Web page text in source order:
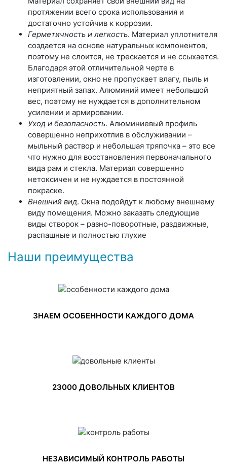
протяжении всего срока использования и
достаточно устойчив к коррозии.
Герметичность и легкость. Материал уплотнителя
создается на основе натуральных компонентов,
поэтому не слоится, не трескается и не ссыхается.
Благодаря этой отличительной черте в
изготовлении, окно не пропускает влагу, пыль и
неприятный запах. Алюминий имеет небольшой
вес, поэтому не нуждается в дополнительном
усилении и армировании.
Уход и безопасность. Алюминиевый профиль
совершенно неприхотлив в обслуживании –
мыльный раствор и небольшая тряпочка – это все
что нужно для восстановления первоначального
вида рам и стекла. Материал совершенно
нетоксичен и не нуждается в постоянной
покраске.
Внешний вид. Окна подойдут к любому внешнему
виду помещения. Можно заказать следующие
виды створок – разно-поворотные, раздвижные,
распашные и полностью глухие
Наши преимущества
ЗНАЕМ ОСОБЕННОСТИ КАЖДОГО ДОМА
23000 ДОВОЛЬНЫХ КЛИЕНТОВ
НЕЗАВИСИМЫЙ КОНТРОЛЬ РАБОТЫ